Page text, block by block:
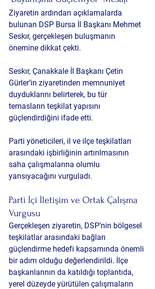
Ziyaretin ardından açıklamalarda
bulunan DSP Bursa İl Başkanı Mehmet
Seskır, gerçekleşen buluşmanın
önemine dikkat çekti.
Seskır, Çanakkale İl Başkanı Çetin
Gürler’in ziyaretinden memnuniyet
duyduklarını belirterek, bu tür
temasların teşkilat yapısını
güçlendirdiğini ifade etti.
Parti yöneticileri, il ve ilçe teşkilatları
arasındaki işbirliğinin artırılmasının
saha çalışmalarına olumlu
yansıyacağını vurguladı.
Parti İçi İletişim ve Ortak Çalışma
Vurgusu
Gerçekleşen ziyaretin, DSP’nin bölgesel
teşkilatlar arasındaki bağları
güçlendirme hedefi kapsamında önemli
bir adım olduğu değerlendirildi. İlçe
başkanlarının da katıldığı toplantıda,
yerel düzeyde yürütülen çalışmaların